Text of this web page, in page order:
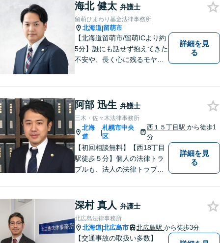
ています。 English available
英語対応可
海北 健太 弁護士
留萌ひまわり基金法律事務所
北海道|留萌市
【北海道留萌市/留萌ICより約
5分】誰にも話せず抱えてきた
不安や、長く心に残るモヤモ
らの一歩を一緒に見つけてい
きます。【駐車場あり】【地
域密着型】
詳細を見
る
阿部 迅生 弁護士
三木・佐々木法律事務所
北海
道
|
札幌市中央
区
西１５丁目駅から徒歩1
分
【初回相談無料】【西18丁目
駅徒歩５分】個人の法律トラ
ブルも、法人の法律トラブル
各士業と連携】【医師、建築
士など各専門家と連携】さま
ざまなネットワークを駆使し
て、有利な解決を目指しま
詳細を見
る
深村 真人 弁護士
北広島法律事務所
北海道|北広島市 北広島駅 から徒歩3分
【交通事故の取扱い多数】